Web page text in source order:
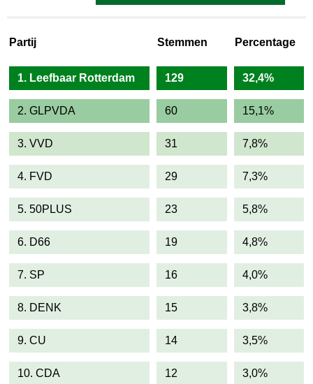
Partij Stemmen Percentage
1. Leefbaar Rotterdam 129 32,4%
2. GLPVDA 60 15,1%
3. VVD 31 7,8%
4. FVD 29 7,3%
5. 50PLUS 23 5,8%
6. D66 19 4,8%
7. SP 16 4,0%
8. DENK 15 3,8%
9. CU 14 3,5%
10. CDA 12 3,0%